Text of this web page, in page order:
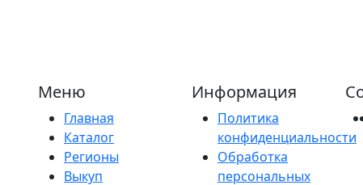
Меню
Главная
Каталог
Регионы
Выкуп
Информация
Политика
конфиденциальности
Обработка
персональных